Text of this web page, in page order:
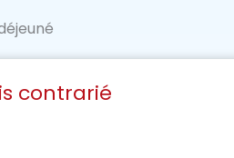
contrarié